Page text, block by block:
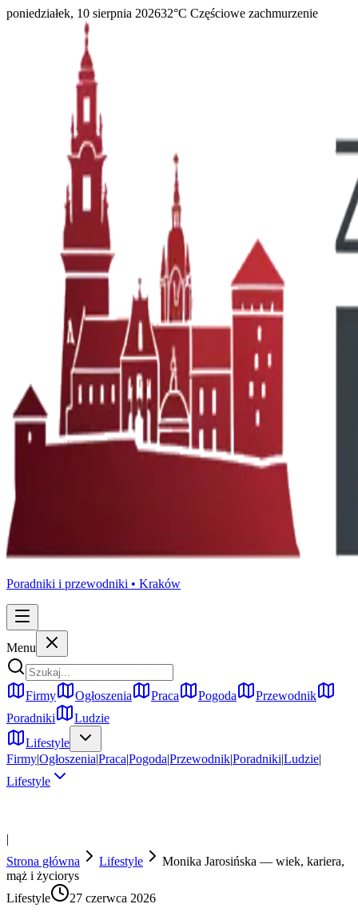
poniedziałek, 10 sierpnia 202632°C Częściowe zachmurzenie
Poradniki i przewodniki • Kraków
Menu
Firmy Ogłoszenia Praca Pogoda
Przewodnik
Poradniki
Ludzie
Lifestyle
Firmy|Ogłoszenia|Praca|Pogoda|Przewodnik|Poradniki|Ludzie|
Lifestyle
|
Strona główna
Lifestyle
Monika Jarosińska — wiek, kariera,
mąż i życiorys
Lifestyle
27 czerwca 2026